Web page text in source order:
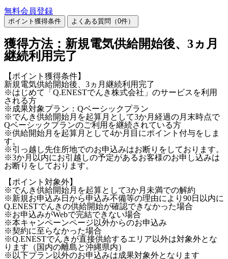
無料会員登録
ポイント獲得条件 よくある質問（0件）
獲得方法：新規電気供給開始後、3ヵ月
継続利用完了
【ポイント獲得条件】
新規電気供給開始後、3ヵ月継続利用完了
※はじめて「Q.ENESTでんき株式会社」のサービスを利用
される方
※成果対象プラン：Qベーシックプラン
※でんき供給開始月を起算月として3か月経過の月末時点で
Qベーシックプランのご利用を継続されている方
※供給開始月を起算月として4か月目にポイント付与をしま
す。
※引っ越し先住所地でのお申込みはお断りをしております。
※3か月以内にお引越しの予定があるお客様のお申し込みは
お断りをしております。
【ポイント対象外】
※でんき供給開始月を起算として3か月未満での解約
※新規お申込み日から申込み不備等の理由により90日以内に
Q.ENESTでんきの供給開始が確認できなかった場合
※お申込みがWebで完結できない場合
※本キャンペーンページ以外からのお申込み
※契約に至らなかった場合
※Q.ENESTでんきが直接供給するエリア以外は対象外とな
ります（国内の離島と沖縄県内）
※以下プラン以外のお申込みは成果対象外となります